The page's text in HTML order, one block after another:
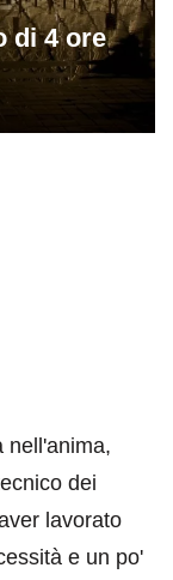
di 4 ore
nell'anima,
dei
lavorato
e un po'